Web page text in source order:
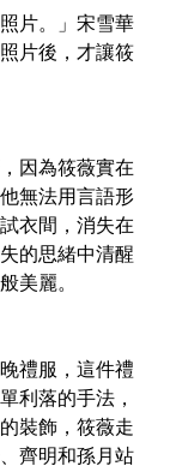
片。」宋雪華
片後，才讓筱
因為筱薇實在
無法用言語形
衣間，消失在
的思緒中清醒
美麗。
禮服，這件禮
利落的手法，
裝飾，筱薇走
齊明和孫月站